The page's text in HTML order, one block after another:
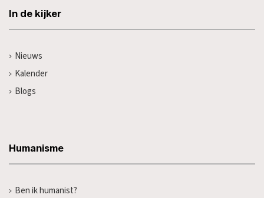
In de kijker
Nieuws
Kalender
Blogs
Humanisme
Ben ik humanist?